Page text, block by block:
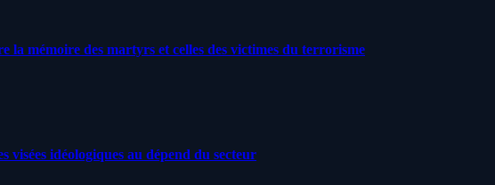
mémoire des martyrs et celles des victimes du terrorisme
idéologiques au dépend du secteur